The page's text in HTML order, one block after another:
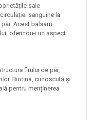
sale
sanguine la
Acest balsam
oferindu-i un aspect
firului de păr,
Biotina, cunoscută și
pentru menținerea